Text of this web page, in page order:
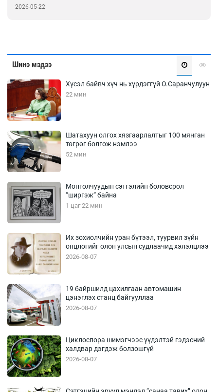
05-22
Шинэ мэдээ
Хүсэл байвч хүч нь хүрдэггүй О.Саранчулуун
22 мин
Шатахуун олгох хязгаарлалтыг 100 мянган
төгрөг болгож нэмлээ
52 мин
Монголчуудын сэтгэлийн боловсрол
“ширгэж” байна
1 цаг 22 мин
Их зохиолчийн уран бүтээл, туурвил зүйн
онцлогийг олон улсын судлаачид хэлэлцлээ
2026-08-07
19 байршилд цахилгаан автомашин
цэнэглэх станц байгууллаа
2026-08-07
Циклоспора шимэгчээс үүдэлтэй гэдэсний
халдвар дэгдэж болзошгүй
2026-08-07